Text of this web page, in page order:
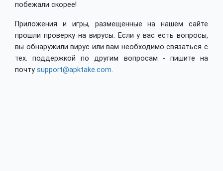
побежали скорее!
Приложения и игры, размещенные на нашем сайте
прошли проверку на вирусы. Если у вас есть вопросы,
вы обнаружили вирус или вам необходимо связаться с
тех. поддержкой по другим вопросам - пишите на
почту support@apktake.com.